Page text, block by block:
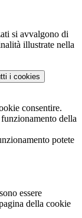
si avvalgono di
illustrate nella
i cookies
consentire.
della
potete
essere
della cookie